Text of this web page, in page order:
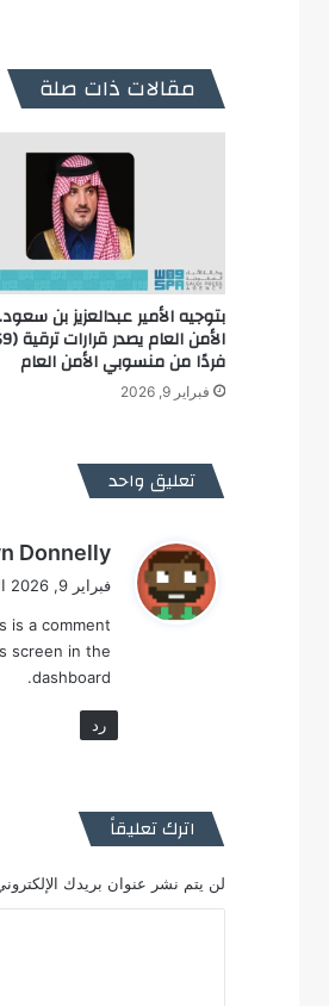
مقالات ذات صلة
بتوجيه الأمير عبدالعزيز بن
فردًا من منسوبي الأمن العام
فبراير 9, 2026
تعليق واحد
ي
ل
Donnelly
فبراير 9, 2026 الساعة 10:33 م
is a comment.
screen in the
dashboard.
رد
اترك تعليقاً
لن يتم نشر عنوان بريدك